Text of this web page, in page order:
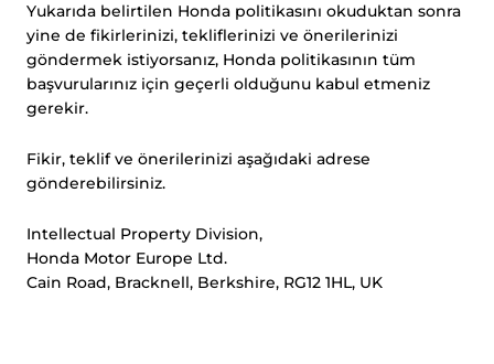
Yukarıda belirtilen Honda politikasını okuduktan sonra
yine de fikirlerinizi, tekliflerinizi ve önerilerinizi
göndermek istiyorsanız, Honda politikasının tüm
başvurularınız için geçerli olduğunu kabul etmeniz
gerekir.
Fikir, teklif ve önerilerinizi aşağıdaki adrese
gönderebilirsiniz.
Intellectual Property Division,
Honda Motor Europe Ltd.
Cain Road, Bracknell, Berkshire, RG12 1HL, UK